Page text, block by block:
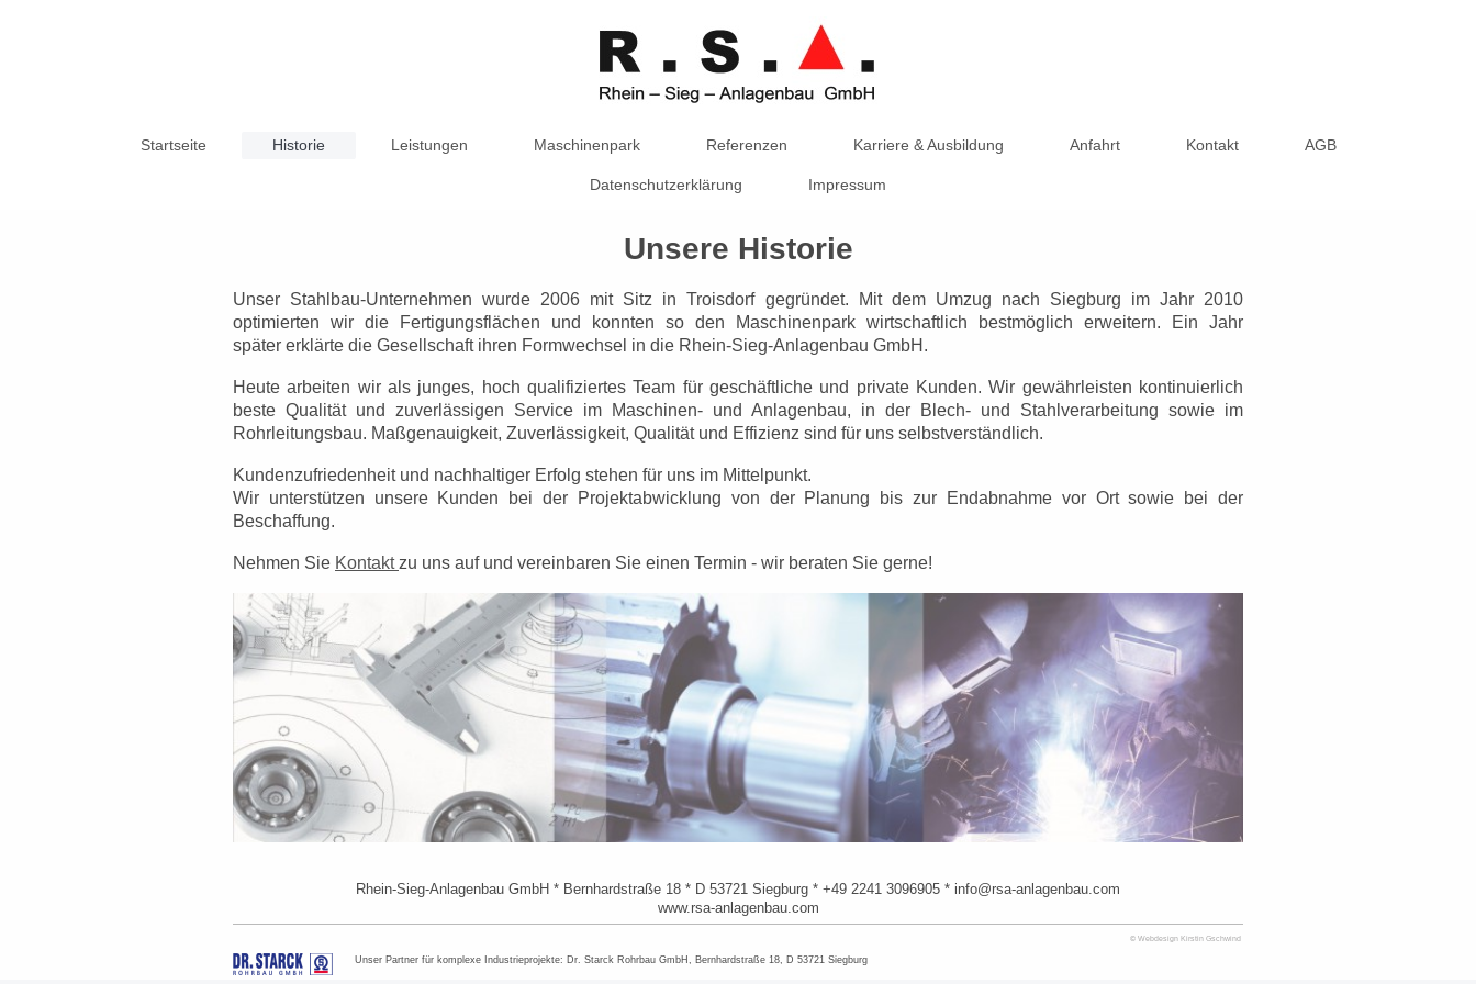
Startseite Historie Leistungen Maschinenpark Referenzen Karriere & Ausbildung Anfahrt Kontakt AGB
Datenschutzerklärung Impressum
Unsere Historie
Unser Stahlbau-Unternehmen wurde 2006 mit Sitz in Troisdorf gegründet.
Mit dem Umzug nach Siegburg im Jahr 2010
optimierten wir die Fertigungsflächen und
konnten so den Maschinenpark wirtschaftlich bestmöglich erweitern.
Ein Jahr
später erklärte die Gesellschaft ihren Formwechsel in die Rhein-Sieg-Anlagenbau GmbH.
Heute arbeiten wir als junges, hoch qualifiziertes Team für geschäftliche und private Kunden. Wir gewährleisten kontinuierlich
beste Qualität und zuverlässigen Service im Maschinen- und Anlagenbau, in der Blech- und Stahlverarbeitung sowie im
Rohrleitungsbau. Maßgenauigkeit, Zuverlässigkeit, Qualität und Effizienz sind für uns selbstverständlich.
Kundenzufriedenheit und nachhaltiger Erfolg stehen für uns im Mittelpunkt.
Wir unterstützen unsere Kunden bei der Projektabwicklung von der Planung bis zur Endabnahme vor Ort sowie bei der
Beschaffung.
Nehmen Sie Kontakt zu uns auf und vereinbaren Sie einen Termin - wir beraten Sie gerne!
Rhein-Sieg-Anlagenbau GmbH * Bernhardstraße 18 * D 53721 Siegburg * +49 2241 3096905 * info@rsa-anlagenbau.com
www.rsa-anlagenbau.com
© Webdesign Kirstin Gschwind
Unser Partner für komplexe Industrieprojekte: Dr. Starck Rohrbau GmbH, Bernhardstraße 18, D 53721 Siegburg